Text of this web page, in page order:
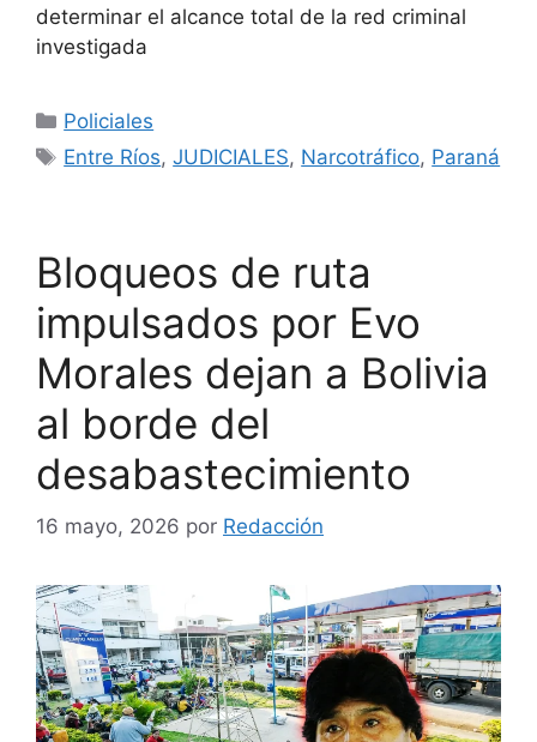
determinar el alcance total de la red criminal
investigada
Categorías
Policiales
Etiquetas
Entre Ríos,JUDICIALES, Narcotráfico, Paraná
Bloqueos de ruta
impulsados por Evo
Morales dejan a Bolivia
al borde del
desabastecimiento
16 mayo, 2026 por Redacción